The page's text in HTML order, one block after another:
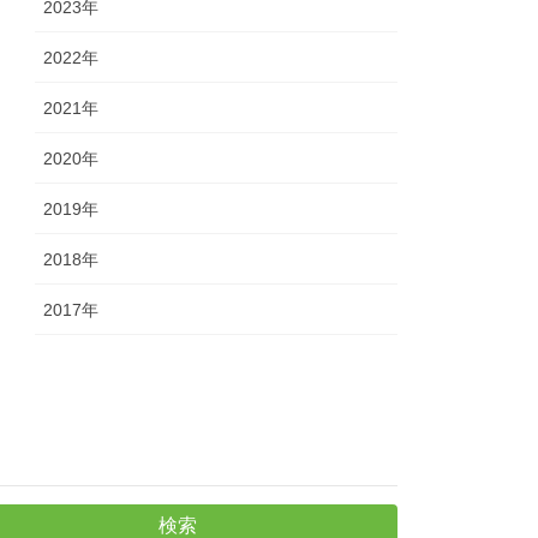
2023年
2022年
2021年
2020年
2019年
2018年
2017年